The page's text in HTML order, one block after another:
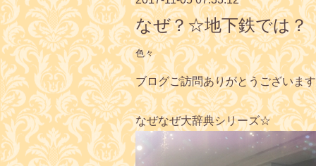
なぜ？☆地下鉄では？
色々
ブログご訪問ありがとうございま
なぜなぜ大辞典シリーズ☆